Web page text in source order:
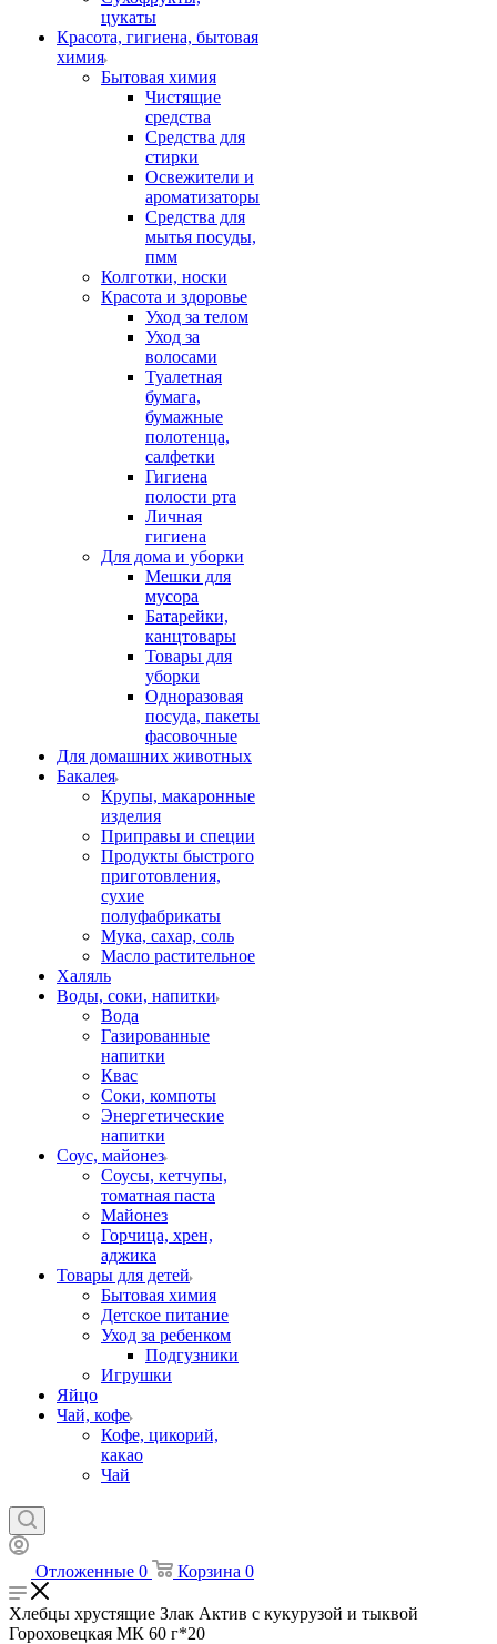
цукаты
Красота, гигиена, бытовая
химия
Бытовая химия
Чистящие
средства
Средства для
стирки
Освежители и
ароматизаторы
Средства для
мытья посуды,
пмм
Колготки, носки
Красота и здоровье
Уход за телом
Уход за
волосами
Туалетная
бумага,
бумажные
полотенца,
салфетки
Гигиена
полости рта
Личная
гигиена
Для дома и уборки
Мешки для
мусора
Батарейки,
канцтовары
Товары для
уборки
Одноразовая
посуда, пакеты
фасовочные
Для домашних животных
Бакалея
Крупы, макаронные
изделия
Приправы и специи
Продукты быстрого
приготовления,
сухие
полуфабрикаты
Мука, сахар, соль
Масло растительное
Халяль
Воды, соки, напитки
Вода
Газированные
напитки
Квас
Соки, компоты
Энергетические
напитки
Соус, майонез
Соусы, кетчупы,
томатная паста
Майонез
Горчица, хрен,
аджика
Товары для детей
Бытовая химия
Детское питание
Уход за ребенком
Подгузники
Игрушки
Яйцо
Чай, кофе
Кофе, цикорий,
какао
Чай
Отложенные 0 Корзина 0
Хлебцы хрустящие Злак Актив с кукурузой и тыквой
Гороховецкая МК 60 г*20